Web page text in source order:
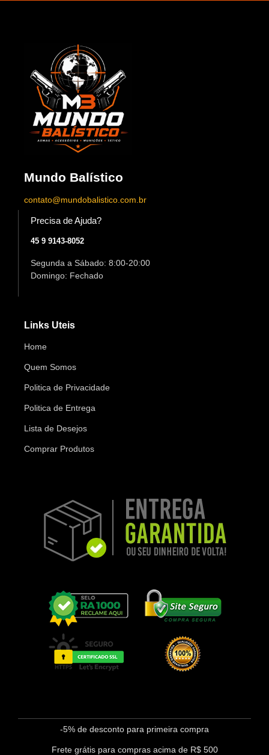
Mundo Balístico
contato@mundobalistico.com.br
Precisa de Ajuda?
45 9 9143-8052
Segunda a Sábado: 8:00-20:00
Domingo: Fechado
Links Uteis
Home
Quem Somos
Politica de Privacidade
Politica de Entrega
Lista de Desejos
Comprar Produtos
-5% de desconto para primeira compra
Frete grátis para compras acima de R$ 500